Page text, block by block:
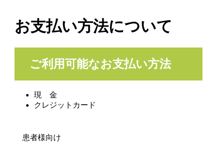
お支払い方法について
ご利用可能なお支払い方法
現 金
クレジットカード
患者様向け